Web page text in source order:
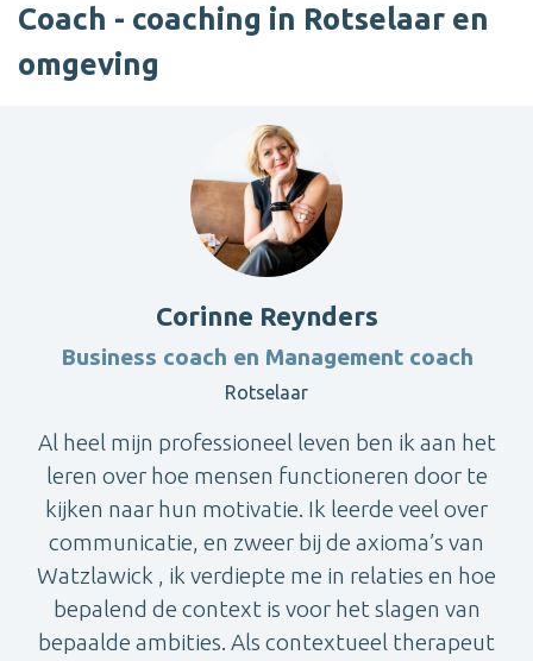
Coach - coaching in Rotselaar en
omgeving
Corinne Reynders
Business coach en Management coach
Rotselaar
Al heel mijn professioneel leven ben ik aan het
leren over hoe mensen functioneren door te
kijken naar hun motivatie. Ik leerde veel over
communicatie, en zweer bij de axioma’s van
Watzlawick , ik verdiepte me in relaties en hoe
bepalend de context is voor het slagen van
bepaalde ambities. Als contextueel therapeut